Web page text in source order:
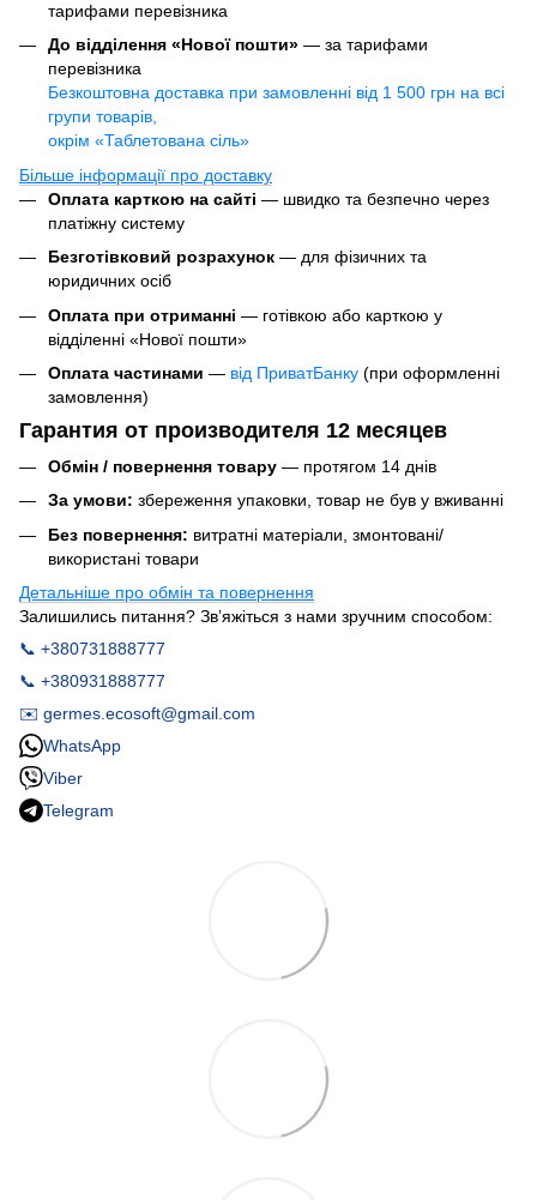
тарифами перевізника
До відділення «Нової пошти» — за тарифами
перевізника
Безкоштовна доставка при замовленні від 1 500 грн на всі
групи товарів,
окрім «Таблетована сіль»
Більше інформації про доставку
Оплата карткою на сайті — швидко та безпечно через
платіжну систему
Безготівковий розрахунок — для фізичних та
юридичних осіб
Оплата при отриманні — готівкою або карткою у
відділенні «Нової пошти»
Оплата частинами — від ПриватБанку (при оформленні
замовлення)
Гарантия от производителя 12 месяцев
Обмін / повернення товару — протягом 14 днів
За умови: збереження упаковки, товар не був у вживанні
Без повернення: витратні матеріали, змонтовані/
використані товари
Детальніше про обмін та повернення
Залишились питання? Зв’яжіться з нами зручним способом:
📞 +380731888777
📞 +380931888777
✉️ germes.ecosoft@gmail.com
WhatsApp
Viber
Telegram